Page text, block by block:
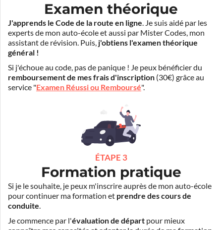
Examen théorique
J'apprends le Code de la route en ligne. Je suis aidé par les
experts de mon auto-école et aussi par Mister Codes, mon
assistant de révision. Puis, j'obtiens l'examen théorique
général !
Si j'échoue au code, pas de panique ! Je peux bénéficier du
remboursement de mes frais d'inscription (30€) grâce au
service "Examen Réussi ou Remboursé".
ÉTAPE 3
Formation pratique
Si je le souhaite, je peux m'inscrire auprès de mon auto-école
pour continuer ma formation et prendre des cours de
conduite.
Je commence par l'évaluation de départ pour mieux